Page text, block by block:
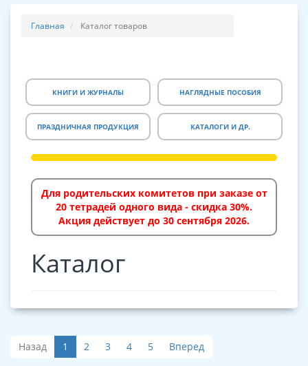
Главная Каталог товаров
КНИГИ И ЖУРНАЛЫ НАГЛЯДНЫЕ ПОСОБИЯ
ПРАЗДНИЧНАЯ ПРОДУКЦИЯ КАТАЛОГИ И ДР.
Для родительских комитетов при заказе от
20 тетрадей одного вида - скидка 30%.
Акция действует до 30 сентября 2026.
Каталог
Назад 1 2 3 4 5 Вперед